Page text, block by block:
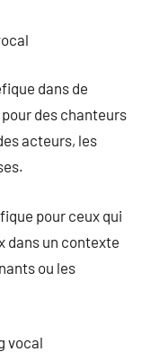
dans de
des chanteurs
acteurs, les
pour ceux qui
dans un contexte
ou les
vocal